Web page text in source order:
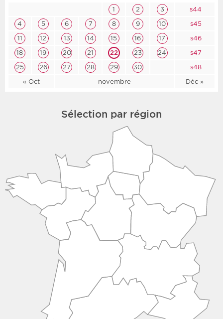
« Oct novembre Déc »
1 2 3
s44
4
5 6 7 8 9 10
s45
11
12 13 14 15 16 17
s46
18
19 20 21 22 23 24
s47
25
26 27 28 29 30 s48
Sélection par région